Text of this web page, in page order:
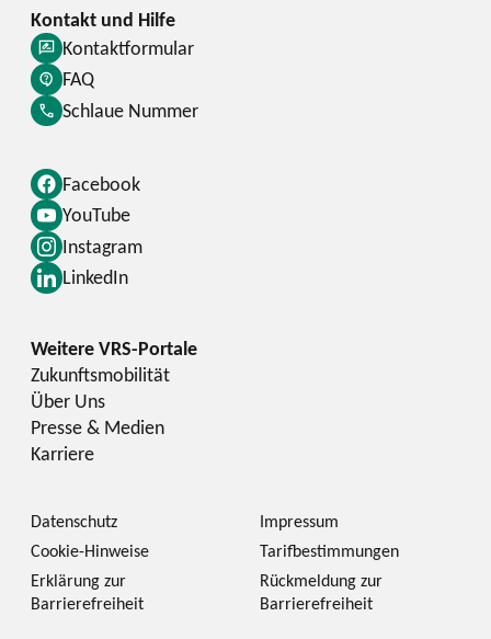
Facebook
YouTube
Instagram
LinkedIn
Kontaktformular
FAQ
Schlaue Nummer
Zukunftsmobilität
Über Uns
Presse & Medien
Karriere
Datenschutz
Impressum
Cookie-Hinweise
Tarifbestimmungen
Erklärung zur
Barrierefreiheit
Rückmeldung zur
Barrierefreiheit